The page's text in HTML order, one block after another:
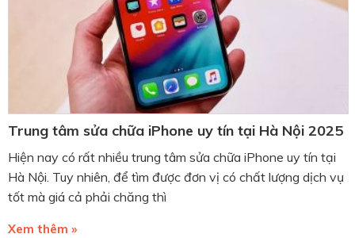
Trung tâm sửa chữa iPhone uy tín tại Hà Nội 2025
Hiện nay có rất nhiều trung tâm sửa chữa iPhone uy tín tại
Hà Nội. Tuy nhiên, để tìm được đơn vị có chất lượng dịch vụ
tốt mà giá cả phải chăng thì
Xem thêm »